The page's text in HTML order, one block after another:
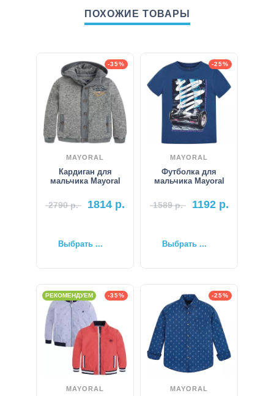
ПОХОЖИЕ ТОВАРЫ
-35%
MAYORAL
Кардиган для
мальчика Mayoral
2790р. 1814 р.
Выбрать ...
-25%
MAYORAL
Футболка для
мальчика Mayoral
1589р. 1192р.
Выбрать ...
-35%
РЕКОМЕНДУЕМ
MAYORAL
-25%
MAYORAL